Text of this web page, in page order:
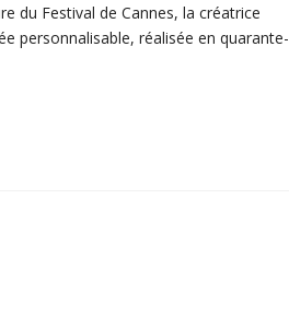
du Festival de Cannes, la créatrice
personnalisable, réalisée en quarante-